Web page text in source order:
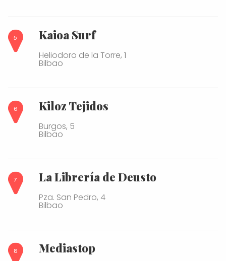
Kaioa Surf
Heliodoro de la Torre, 1
Bilbao
Kiloz Tejidos
Burgos, 5
Bilbao
La Librería de Deusto
Pza. San Pedro, 4
Bilbao
Mediastop